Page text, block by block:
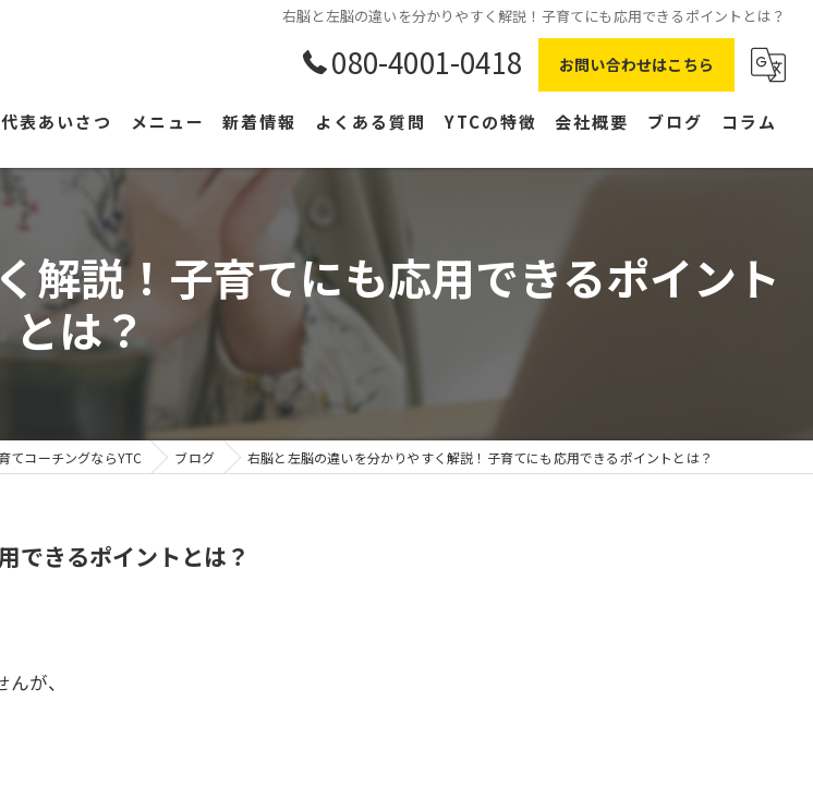
右脳と左脳の違いを分かりやすく解説！子育てにも応用できるポイントとは？
080-4001-0418 お問い合わせはこちら
代表あいさつ メニュー 新着情報 よくある質問 YTCの特徴
副業
右脳
会社概要 ブログ コラム
解説！子育てにも応用できるポイント
とは？
てコーチングならYTC ブログ 右脳と左脳の違いを分かりやすく解説！子育てにも応用できるポイントとは？
できるポイントとは？
が、